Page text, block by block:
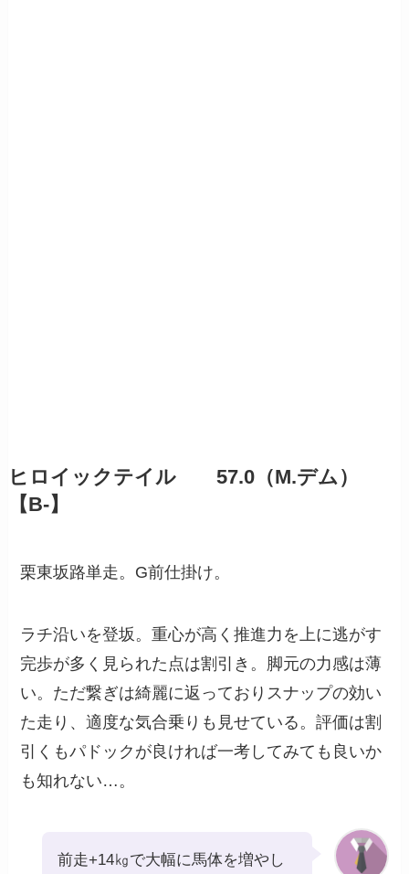
ヒロイックテイル 57.0（M.デム）
【B-】
栗東坂路単走。G前仕掛け。
ラチ沿いを登坂。重心が高く推進力を上に逃がす
完歩が多く見られた点は割引き。脚元の力感は薄
い。ただ繋ぎは綺麗に返っておりスナップの効い
た走り、適度な気合乗りも見せている。評価は割
引くもパドックが良ければ一考してみても良いか
も知れない…。
前走+14㎏で大幅に馬体を増やし